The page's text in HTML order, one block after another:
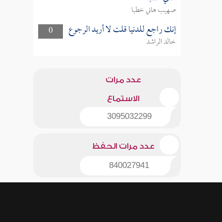
صهيب هاني خطبا
0
إنك راجع للدنيا قلت لا أريد الرجوع
خالد الراشد
عدد مرات
الاستماع
3095032299
عدد مرات الحفظ
840027941